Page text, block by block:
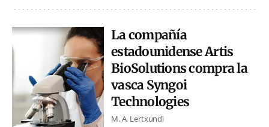
La compañía
estadounidense Artis
BioSolutions compra la
vasca Syngoi
Technologies
M. A. Lertxundi